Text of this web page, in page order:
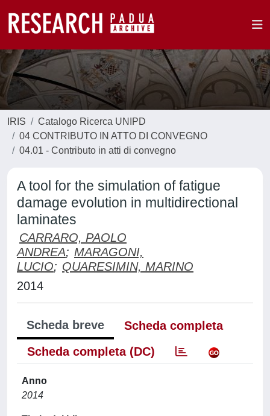
IRIS
Catalogo Ricerca UNIPD
04 CONTRIBUTO IN ATTO DI CONVEGNO
04.01 - Contributo in atti di convegno
A tool for the simulation of fatigue
damage evolution in multidirectional
laminates
CARRARO, PAOLO
ANDREA; MARAGONI,
LUCIO; QUARESIMIN, MARINO
2014
Scheda breve
Scheda completa
Scheda completa (DC)
Anno
2014